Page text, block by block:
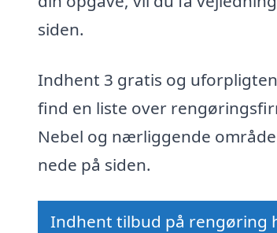
siden.
Indhent 3 gratis og
find en liste over
Nebel og nærliggende
nede på siden.
Indhent tilbud på rengøring